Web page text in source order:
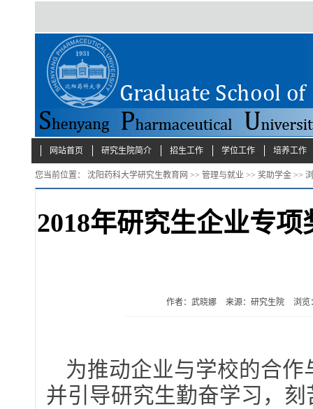
网站首页 研究生院简介 招生工作 学位工作 培养工作
您当前位置： 沈阳药科大学研究生教育网 >> 管理与就业 >> 奖助学金 >>
2018年研究生企业专
作者：武晓娜 来源：研究生院 浏览
为推动企业与学校的合
并引导研究生勤奋学习，